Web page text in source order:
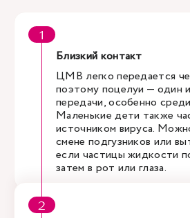
Близкий контакт
ЦМВ легко передается
поэтому поцелуи — один
передачи, особенно
Маленькие дети также
источником вируса.
смене подгузников или
если частицы жидкости
затем в рот или глаза.